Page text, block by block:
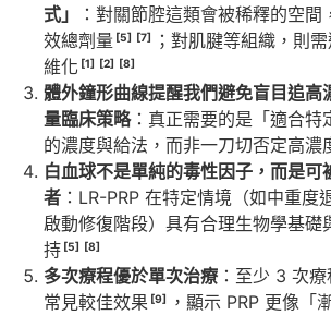
式」
：對關節腔這類會被稀釋的空
效總劑量 [5] [7]
；對肌腱等組織，則
維化 [1] [2] [8]
體外鐘形曲線提醒我們避免盲目追高
量臨床策略：真正需要的是「適合特
的濃度與給法，而非一刀切否定高濃
白血球不是單純的毒性因子，而是可
者 ：LR-PRP 在特定情境（如中重度
啟動修復階段）具有合理生物學基礎
持 [5] [8]
多次療程優於單次治療 ：至少 3 次
常見較佳效果 [9]
，顯示 PRP 更像「